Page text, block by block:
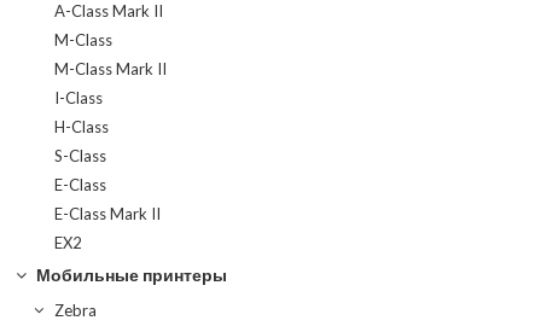
A-Class Mark II
M-Class
M-Class Mark II
I-Class
H-Class
S-Class
E-Class
E-Class Mark II
EX2
Мобильные принтеры
Zebra